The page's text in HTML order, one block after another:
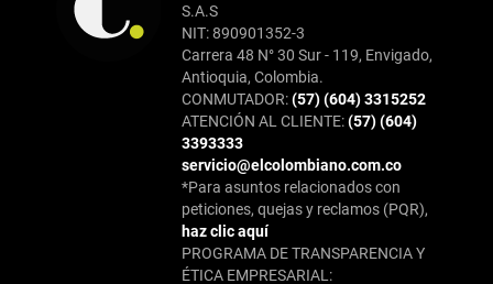
S.A.S
NIT: 890901352-3
Carrera 48 N° 30 Sur - 119, Envigado,
Antioquia, Colombia.
CONMUTADOR:(57) (604) 3315252
ATENCIÓN AL CLIENTE:(57) (604)
3393333
servicio@elcolombiano.com.co
*Para asuntos relacionados con
peticiones, quejas y reclamos (PQR),
haz clic aquí
PROGRAMA DE TRANSPARENCIA Y
ÉTICA EMPRESARIAL: